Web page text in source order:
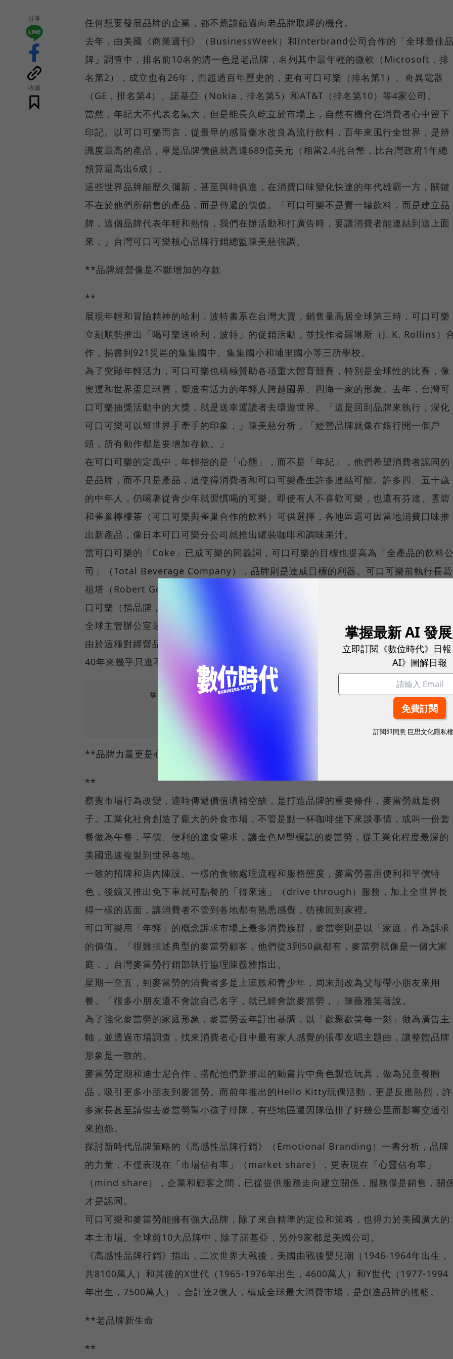
分享
收藏
任何想要發展品牌的企業，都不應該錯過向老品牌取經的機會。
去年，由美國《商業週刊》（BusinessWeek）和Interbrand公司合作的「全球最佳
牌」調查中，排名前10名的清一色是老品牌，名列其中最年輕的微軟（Microsoft，排
名第2），成立也有26年，而超過百年歷史的，更有可口可樂（排名第1）、奇異電器
（GE，排名第4）、諾基亞（Nokia，排名第5）和AT&T（排名第10）等4家公司。
當然，年紀大不代表名氣大，但是能長久屹立於市場上，自然有機會在消費者心中留下
印記。以可口可樂而言，從最早的感冒藥水改良為流行飲料，百年來風行全世界，是辨
識度最高的產品，單是品牌價值就高達689億美元（相當2.4兆台幣，比台灣政府1年總
預算還高出6成）。
這些世界品牌能歷久彌新，甚至與時俱進，在消費口味變化快速的年代雄霸一方，關鍵
不在於他們所銷售的產品，而是傳遞的價值。「可口可樂不是賣一罐飲料，而是建立品
牌，這個品牌代表年輕和熱情，我們在辦活動和打廣告時，要讓消費者能連結到這上面
來，」台灣可口可樂核心品牌行銷總監陳美慈強調。
**品牌經營像是不斷增加的存款
**
展現年輕和冒險精神的哈利．波特書系在台灣大賣，銷售量高居全球第三時，可口可樂
立刻順勢推出「喝可樂送哈利．波特」的促銷活動，並找作者羅琳斯（J. K. Rollins）
作，捐書到921災區的集集國中、集集國小和埔里國小等三所學校。
為了突顯年輕活力，可口可樂也積極贊助各項重大體育競賽，特別是全球性的比賽，像
奧運和世界盃足球賽，塑造有活力的年輕人跨越國界、四海一家的形象。去年，台灣可
口可樂抽獎活動中的大獎，就是送幸運讀者去環遊世界。「這是回到品牌來執行，深化
可口可樂可以幫世界手牽手的印象，」陳美慈分析，「經營品牌就像在銀行開一個戶
頭，所有動作都是要增加存款。」
在可口可樂的定義中，年輕指的是「心態」，而不是「年紀」，他們希望消費者認同的
是品牌，而不只是產品，這使得消費者和可口可樂產生許多連結可能。許多四、五十歲
的中年人，仍喝著從青少年就習慣喝的可樂。即使有人不喜歡可樂，也還有芬達、雪碧
和雀巢檸檬茶（可口可樂與雀巢合作的飲料）可供選擇，各地區還可因當地消費口味推
出新產品，像日本可口可樂分公司就推出罐裝咖啡和調味果汁。
當可口可樂的「Coke」已成可樂的同義詞，可口可樂的目標也提高為「全產品的飲料
司」（Total Beverage Company），品牌則是達成目標的利器。可口可樂前執行長葛
祖塔（Robert Goizuata）指出，「在消費者從喉嚨灌下去的東西中，不管是什麼，可
口可樂（指品牌，而非產品）要佔有最高佔有率。」而過去30年，可口可樂掛在總部和
全球主管辦公室最醒目的標語就是：「世界屬於不滿足的人。」
由於這種對經營品牌和市場的偏執態度，可口可樂也是投資大師巴菲特最滿意的持股，
40年來幾乎只進不出。
掌握最新AI、半導體、數位趨勢！訂閱《數位時代》日報及社群活動訊息
**品牌力量更是心靈的佔有
**
察覺市場行為改變，適時傳遞價值填補空缺，是打造品牌的重要條件，麥當勞就是例
子。工業化社會創造了龐大的外食市場，不管是點一杯咖啡坐下來談事情，或叫一份套
餐做為午餐，平價、便利的速食需求，讓金色M型標誌的麥當勞，從工業化程度最深的
美國迅速複製到世界各地。
一致的招牌和店內陳設、一樣的食物處理流程和服務態度，麥當勞善用便利和平價特
色，後續又推出免下車就可點餐的「得來速」（drive through）服務，加上全世界長
得一樣的店面，讓消費者不管到各地都有熟悉感覺，彷彿回到家裡。
可口可樂用「年輕」的概念訴求市場上最多消費族群，麥當勞則是以「家庭」作為訴求
的價值。「很難描述典型的麥當勞顧客，他們從3到50歲都有，麥當勞就像是一個大家
庭，」台灣麥當勞行銷部執行協理陳薇雅指出。
星期一至五，到麥當勞的消費者多是上班族和青少年，周末則改為父母帶小朋友來用
餐。「很多小朋友還不會說自己名字，就已經會說麥當勞，」陳薇雅笑著說。
為了強化麥當勞的家庭形象，麥當勞去年訂出基調，以「歡聚歡笑每一刻」做為廣告主
軸，並透過市場調查，找來消費者心目中最有家人感覺的張學友唱主題曲，讓整體品牌
形象是一致的。
麥當勞定期和迪士尼合作，搭配他們新推出的動畫片中角色製造玩具，做為兒童餐贈
品，吸引更多小朋友到麥當勞。而前年推出的Hello Kitty玩偶活動，更是反應熱烈，許
多家長甚至請假去麥當勞幫小孩子排隊，有些地區還因隊伍排了好幾公里而影響交通引
來抱怨。
探討新時代品牌策略的《高感性品牌行銷》（Emotional Branding）一書分析，品牌
的力量，不僅表現在「市場佔有率」（market share），更表現在「心靈佔有率」
（mind share），企業和顧客之間，已從提供服務走向建立關係，服務僅是銷售，關
才是認同。
可口可樂和麥當勞能擁有強大品牌，除了來自精準的定位和策略，也得力於美國廣大的
本土市場。全球前10大品牌中，除了諾基亞，另外9家都是美國公司。
《高感性品牌行銷》指出，二次世界大戰後，美國由戰後嬰兒潮（1946-1964年出生，
共8100萬人）和其後的X世代（1965-1976年出生，4600萬人）和Y世代（1977-1994
年出生，7500萬人），合計達2億人，構成全球最大消費市場，是創造品牌的搖籃。
**老品牌新生命
**
掌握最新 AI 發
立即訂閱《數位時代》日
AI》圖解日報
訂閱即同意 巨思文化隱私